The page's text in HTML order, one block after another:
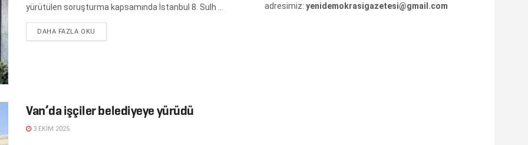
yürütülen soruşturma kapsamında İstanbul 8. Sulh ...
DAHA FAZLA OKU
Van’da işçiler belediyeye yürüdü
3 EKIM 2025
adresimiz: yenidemokrasigazetesi@gmail.com